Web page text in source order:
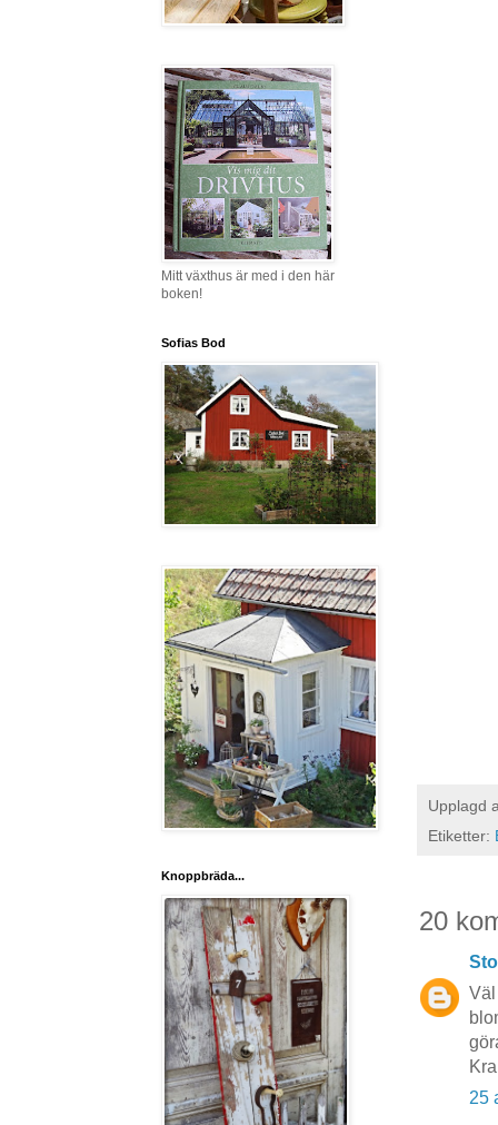
Upplagd
Etiketter:
20
Väl
25
Mitt växthus är med i den här
boken!
Sofias Bod
Knoppbräda...